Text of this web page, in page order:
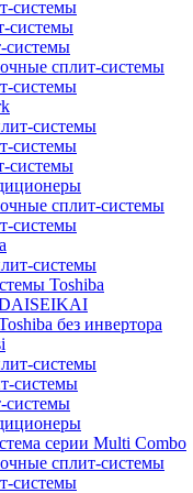
системы
системы
системы
сплит-системы
системы
системы
системы
системы
сплит-системы
системы
системы
Toshiba
без инвертора
системы
системы
системы
серии Multi Combo
сплит-системы
системы